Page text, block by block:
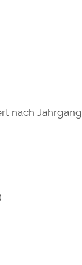
nach Jahrgang